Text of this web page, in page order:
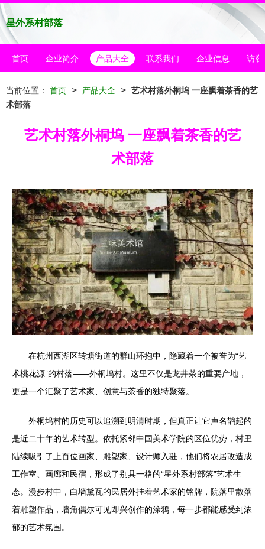
星外系村部落
首页 企业简介 产品大全 联系我们 企业信息 访客
当前位置： 首页 > 产品大全 > 艺术村落外桐坞 一座飘着茶香的艺
术部落
艺术村落外桐坞 一座飘着茶香的艺
术部落
在杭州西湖区转塘街道的群山环抱中，隐藏着一个被誉为“艺
术桃花源”的村落——外桐坞村。这里不仅是龙井茶的重要产地，
更是一个汇聚了艺术家、创意与茶香的独特聚落。
外桐坞村的历史可以追溯到明清时期，但真正让它声名鹊起的
是近二十年的艺术转型。依托紧邻中国美术学院的区位优势，村里
陆续吸引了上百位画家、雕塑家、设计师入驻，他们将农居改造成
工作室、画廊和民宿，形成了别具一格的“星外系村部落”艺术生
态。漫步村中，白墙黛瓦的民居外挂着艺术家的铭牌，院落里散落
着雕塑作品，墙角偶尔可见即兴创作的涂鸦，每一步都能感受到浓
郁的艺术氛围。